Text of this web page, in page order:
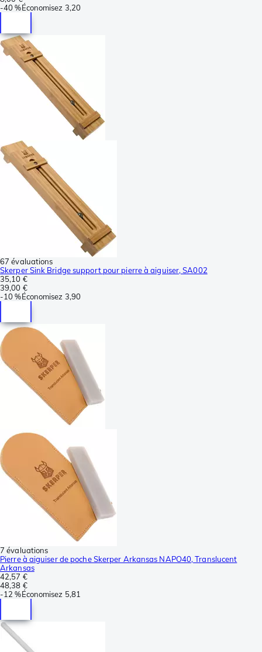
-40 %Économisez 3,20
67 évaluations
Skerper Sink Bridge support pour pierre à aiguiser, SA002
35,10 €
39,00 €
-10 %Économisez 3,90
7 évaluations
Pierre à aiguiser de poche Skerper Arkansas NAPO40, Translucent
Arkansas
42,57 €
48,38 €
-12 %Économisez 5,81